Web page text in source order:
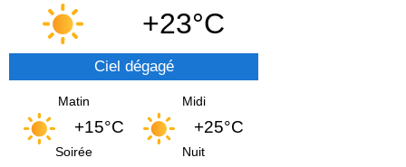
+23°C
Ciel dégagé
Matin
+15°C
Midi
+25°C
Soirée Nuit